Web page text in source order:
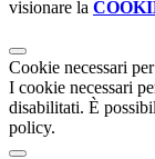
visionare la
Cookie necessari
I cookie necessari
disabilitati. È
policy.